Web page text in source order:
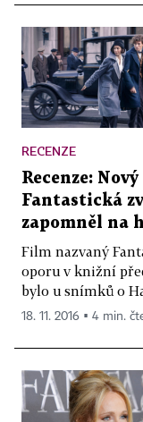
RECENZE
Recenze:
Fantastická
zapomněl na
Film nazvaný
oporu v knižní
bylo u snímků o
18. 11. 2016 ▪ 4 min.